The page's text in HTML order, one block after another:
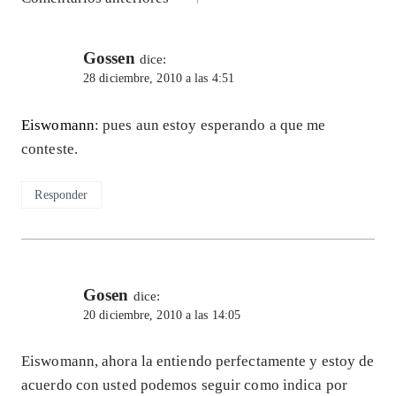
comentarios
Gossen dice:
28 diciembre, 2010 a las 4:51
Eiswomann: pues aun estoy esperando a que me
conteste.
Responder
Gosen dice:
20 diciembre, 2010 a las 14:05
Eiswomann, ahora la entiendo perfectamente y estoy de
acuerdo con usted podemos seguir como indica por